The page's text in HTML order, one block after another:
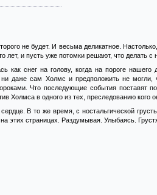
не будет. И весьма деликатное.
лет, и пусть уже потомки решают, что делать с
снег на голову, когда на пороге нашего
даже сам Холмс и предположить не могли,
Что последующие события поставят
Холмса в одного из тех, преследованию
В то же время, с ностальгической
этих страницах. Раздумывая. Улыбаясь.